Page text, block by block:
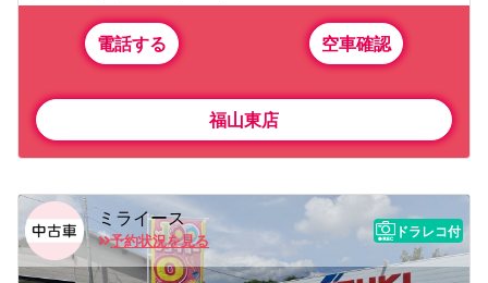
電話する 空車確認
福山東店
ミライース
予約状況を見る
ドラレコ付